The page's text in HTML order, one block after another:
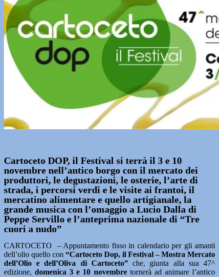
Cartoceto DOP, il Festival si terrà il 3 e 10
novembre nell’antico borgo con il mercato dei
produttori, le degustazioni, le osterie, l’arte di
strada, i percorsi verdi e le visite ai frantoi, il
mercatino alimentare e quello artigianale, la
grande musica con l’omaggio a Lucio Dalla di
Peppe Servillo e l’anteprima nazionale di “Tre
cuori a nudo”
CARTOCETO – Appuntamento fisso in calendario per gli amanti
dell’olio quello con “Cartoceto Dop, il Festival – Mostra Mercato
dell’Olio e dell’Oliva di Cartoceto”che, giunta alla sua 47^
edizione,domenica 3 e 10 novembretornerà ad animare l’antico